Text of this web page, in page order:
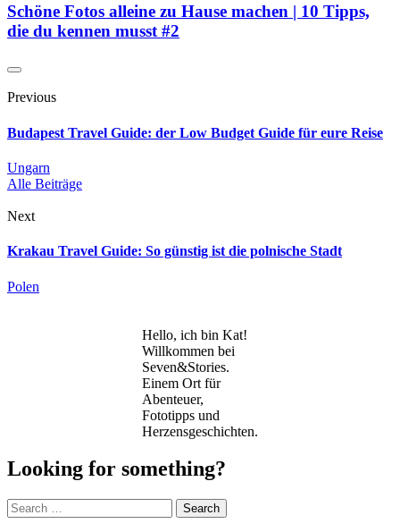
Schöne Fotos alleine zu Hause machen | 10 Tipps,
die du kennen musst #2
Previous
Budapest Travel Guide: der Low Budget Guide für eure Reise
Ungarn
Alle Beiträge
Next
Krakau Travel Guide: So günstig ist die polnische Stadt
Polen
Hello, ich bin Kat!
Willkommen bei
Seven&Stories.
Einem Ort für
Abenteuer,
Fototipps und
Herzensgeschichten.
Looking for something?
Search